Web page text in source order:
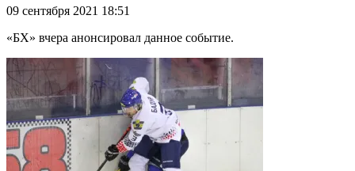
09 сентября 2021 18:51
«БХ» вчера анонсировал данное событие.